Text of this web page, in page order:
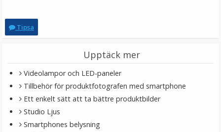
Tipsa
Upptäck mer
Videolampor och LED-paneler
Tillbehör för produktfotografen med smartphone
Ett enkelt sätt att ta bättre produktbilder
Studio Ljus
Smartphones belysning